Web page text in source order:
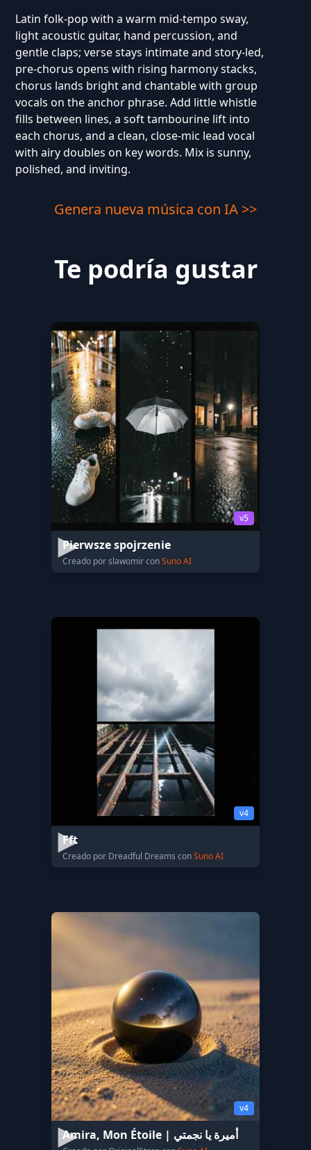
Latin folk-pop with a warm mid-tempo sway,
light acoustic guitar, hand percussion, and
gentle claps; verse stays intimate and story-led,
pre-chorus opens with rising harmony stacks,
chorus lands bright and chantable with group
vocals on the anchor phrase. Add little whistle
fills between lines, a soft tambourine lift into
each chorus, and a clean, close-mic lead vocal
with airy doubles on key words. Mix is sunny,
polished, and inviting.
Genera nueva música con IA >>
Te podría gustar
v5
Pierwsze spojrzenie
Creado por slawomir conSuno AI
v4
Fft
Creado por Dreadful Dreams conSuno AI
v4
Amira, Mon Étoile | أميرة يا نجمتي